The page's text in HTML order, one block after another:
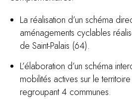
La réalisation d’un schéma
aménagements cyclables
de Saint-Palais (64).
L’élaboration d’un schéma
mobilités actives sur le
regroupant 4 communes.